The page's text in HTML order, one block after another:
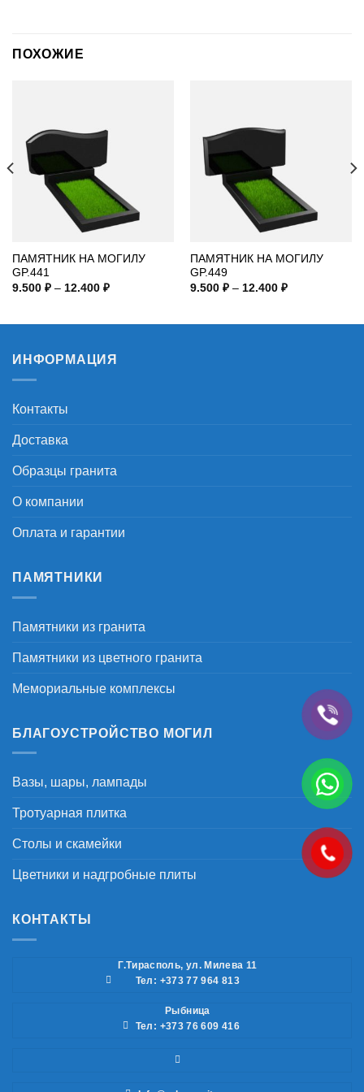
ПОХОЖИЕ
ПАМЯТНИК НА МОГИЛУ
GP.441
9.500 ₽ – 12.400 ₽Диапазон
ПАМЯТНИК НА МОГИЛУ
GP.449
9.500 ₽ – 12.400 ₽Диапазон
ИНФОРМАЦИЯ
Контакты
Доставка
Образцы гранита
О компании
Оплата и гарантии
ПАМЯТНИКИ
Памятники из гранита
Памятники из цветного гранита
Мемориальные комплексы
БЛАГОУСТРОЙСТВО МОГИЛ
Вазы, шары, лампады
Тротуарная плитка
Столы и скамейки
Цветники и надгробные плиты
КОНТАКТЫ
Г.Тирасполь, ул. Милева 11
Тел: +373 77 964 813
Рыбница
Тел: +373 76 609 416